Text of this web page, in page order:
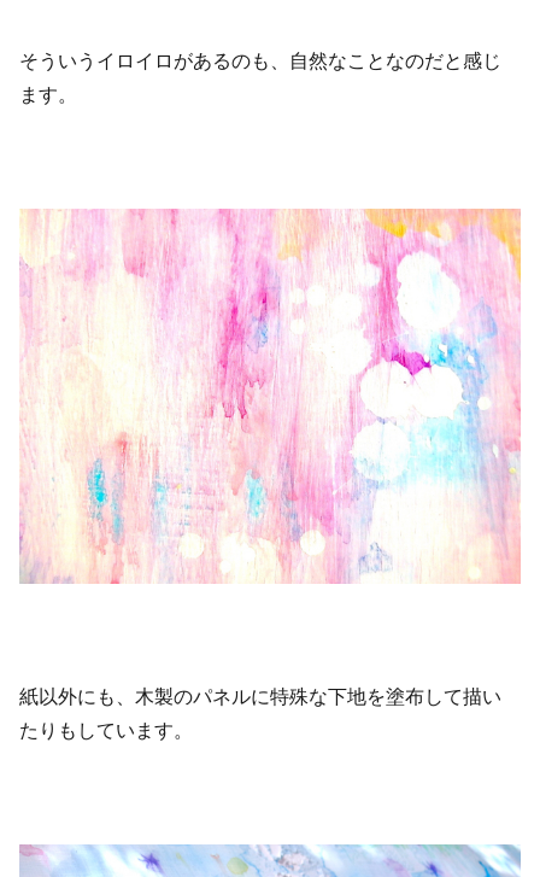
そういうイロイロがあるのも、自然なことなのだと感じ
ます。
紙以外にも、木製のパネルに特殊な下地を塗布して描い
たりもしています。